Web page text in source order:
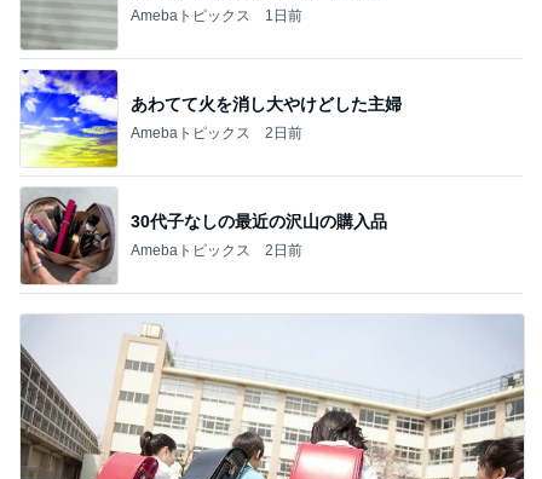
Amebaトピックス 1日前
あわてて火を消し大やけどした主婦
Amebaトピックス 2日前
30代子なしの最近の沢山の購入品
Amebaトピックス 2日前